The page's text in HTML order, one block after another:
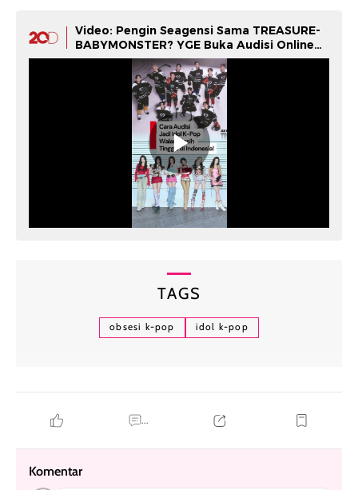
Video: Pengin Seagensi Sama TREASURE-
BABYMONSTER? YGE Buka Audisi Online
Nih!
TAGS
obsesi k-pop idol k-pop
...
Komentar